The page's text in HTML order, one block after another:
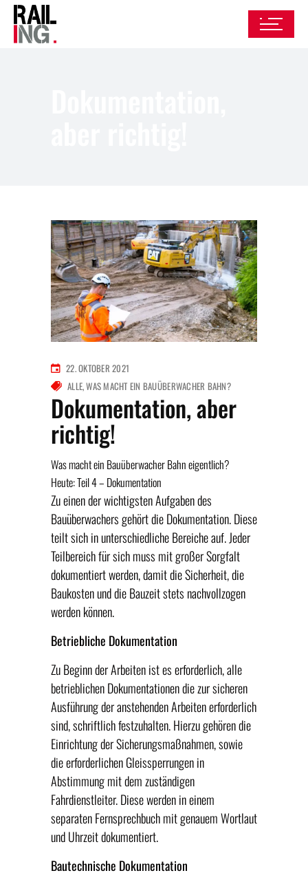
22. OKTOBER 2021
ALLE WAS MACHT EIN BAUÜBERWACHER BAHN?
Dokumentation, aber
richtig!
Was macht ein Bauüberwacher Bahn eigentlich?
Heute: Teil 4 – Dokumentation
Zu einen der wichtigsten Aufgaben des
Bauüberwachers gehört die Dokumentation. Diese
teilt sich in unterschiedliche Bereiche auf. Jeder
Teilbereich für sich muss mit großer Sorgfalt
dokumentiert werden, damit die Sicherheit, die
Baukosten und die Bauzeit stets nachvollzogen
werden können.
Betriebliche Dokumentation
Zu Beginn der Arbeiten ist es erforderlich, alle
betrieblichen Dokumentationen die zur sicheren
Ausführung der anstehenden Arbeiten erforderlich
sind, schriftlich festzuhalten. Hierzu gehören die
Einrichtung der Sicherungsmaßnahmen, sowie
die erforderlichen Gleissperrungen in
Abstimmung mit dem zuständigen
Fahrdienstleiter. Diese werden in einem
separaten Fernsprechbuch mit genauem Wortlaut
und Uhrzeit dokumentiert.
Bautechnische Dokumentation